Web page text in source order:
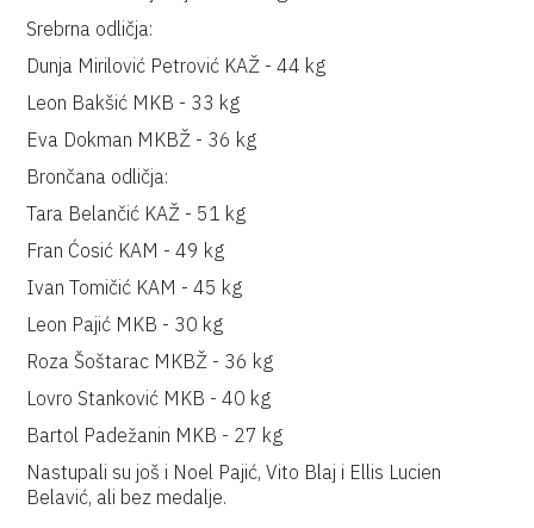
Srebrna odličja:
Dunja Mirilović Petrović KAŽ - 44 kg
Leon Bakšić MKB - 33 kg
Eva Dokman MKBŽ - 36 kg
Brončana odličja:
Tara Belančić KAŽ - 51 kg
Fran Ćosić KAM - 49 kg
Ivan Tomičić KAM - 45 kg
Leon Pajić MKB - 30 kg
Roza Šoštarac MKBŽ - 36 kg
Lovro Stanković MKB - 40 kg
Bartol Padežanin MKB - 27 kg
Nastupali su još i Noel Pajić, Vito Blaj i Ellis Lucien
Belavić, ali bez medalje.